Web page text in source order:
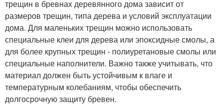
трещин в бревнах деревянного дома зависит от
размеров трещин, типа дерева и условий эксплуатации
дома. Для маленьких трещин можно использовать
специальные клеи для дерева или эпоксидные смолы, а
для более крупных трещин - полиуретановые смолы или
специальные наполнители. Важно также учитывать, что
материал должен быть устойчивым к влаге и
температурным колебаниям, чтобы обеспечить
долгосрочную защиту бревен.